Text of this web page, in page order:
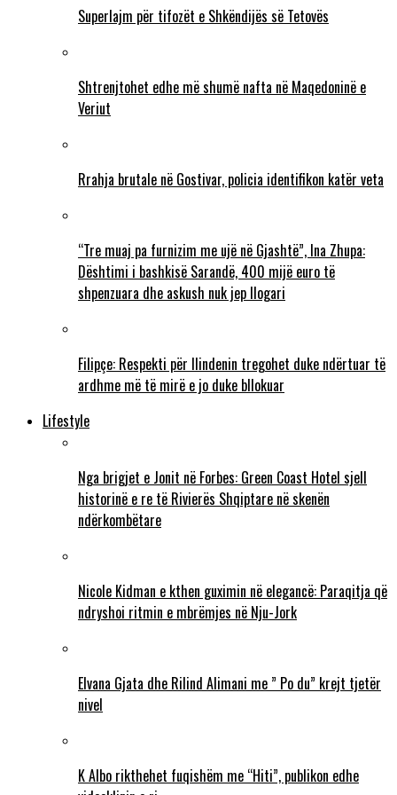
Superlajm për tifozët e Shkëndijës së Tetovës
Shtrenjtohet edhe më shumë nafta në Maqedoninë e
Veriut
Rrahja brutale në Gostivar, policia identifikon katër veta
“Tre muaj pa furnizim me ujë në Gjashtë”, Ina Zhupa:
Dështimi i bashkisë Sarandë, 400 mijë euro të
shpenzuara dhe askush nuk jep llogari
Filipçe: Respekti për Ilindenin tregohet duke ndërtuar të
ardhme më të mirë e jo duke bllokuar
Lifestyle
Nga brigjet e Jonit në Forbes: Green Coast Hotel sjell
historinë e re të Rivierës Shqiptare në skenën
ndërkombëtare
Nicole Kidman e kthen guximin në elegancë: Paraqitja që
ndryshoi ritmin e mbrëmjes në Nju-Jork
Elvana Gjata dhe Rilind Alimani me ” Po du” krejt tjetër
nivel
K Albo rikthehet fuqishëm me “Hiti”, publikon edhe